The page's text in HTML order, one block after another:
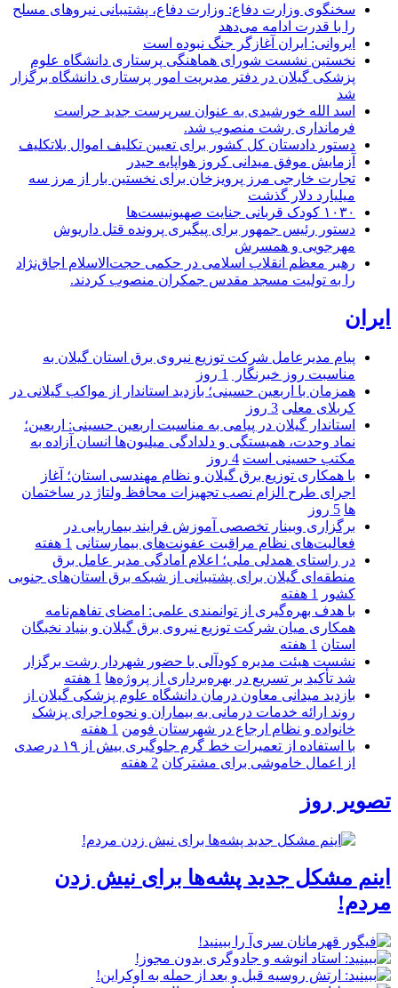
سخنگوی وزارت دفاع: وزارت دفاع، پشتیبانی نیرو‌های مسلح
را با قدرت ادامه می‌دهد
ایروانی: ایران آغازگر جنگ نبوده است
نخستین نشست شورای هماهنگی پرستاری دانشگاه علوم
پزشکی گیلان در دفتر مدیریت امور پرستاری دانشگاه برگزار
شد
اسد الله خورشیدی به عنوان سرپرست جدید حراست
فرمانداری رشت منصوب شد.
دستور دادستان کل کشور برای تعیین تکلیف اموال بلاتکلیف
آزمایش موفق میدانی کروز هواپایه حیدر
تجارت خارجی مرز پرویزخان برای نخستین بار از مرز سه
میلیارد دلار گذشت
۱۰۳۰ کودک قربانی جنایت صهیونیست‌ها
دستور رئیس جمهور برای پیگیری پرونده قتل داریوش
مهرجویی و همسرش
رهبر معظم انقلاب اسلامی در حکمی حجت‌الاسلام اجاق‌نژاد
را به تولیت مسجد مقدس جمکران منصوب کردند.
ایران
پیام مدیرعامل شركت توزیع نیروی برق استان گیلان به
مناسبت روز خبرنگار ‌
1 روز
همزمان با اربعین حسینی؛ بازدید استاندار از مواکب گیلانی در
کربلای معلی 3 روز
استاندار گیلان در پیامی به مناسبت اربعین حسینی: اربعین؛
نماد وحدت، همبستگی و دلدادگی میلیون‌ها انسان آزاده به
مکتب حسینی است 4 روز
با همکاری توزیع برق گیلان و نظام مهندسی استان؛ آغاز
اجرای طرح الزام نصب تجهیزات محافظ ولتاژ در ساختمان
ها 5 روز
برگزاری وبینار تخصصی آموزش فرایند بیماریابی در
فعالیت‌های نظام مراقبت عفونت‌های بیمارستانی 1 هفته
در راستای همدلی ملی؛ اعلام آمادگی مدیر عامل برق
منطقه‌ای گیلان برای پشتیبانی از شبكه برق استان‌های جنوبی
كشور
1 هفته
با هدف بهره‌گیری از توانمندی علمی: امضای تفاهم‌نامه
همكاری میان شركت توزیع نیروی برق گیلان و بنیاد نخبگان
استان 1 هفته
نشست هیئت مدیره کودآلی با حضور شهردار رشت برگزار
شد تأکید بر تسریع در بهره‌برداری از پروژه‌ها 1 هفته
بازدید میدانی معاون درمان دانشگاه علوم پزشکی گیلان از
روند ارائه خدمات درمانی به بیماران و نحوه اجرای پزشک
خانواده و نظام ارجاع در شهرستان فومن 1 هفته
با استفاده از تعمیرات خط گرم جلوگیری بیش از ۱۹ درصدی
از اعمال خاموشی برای مشتركان 2 هفته
تصویر روز
اینم مشکل جدید پشه‌ها برای نیش زدن
مردم!